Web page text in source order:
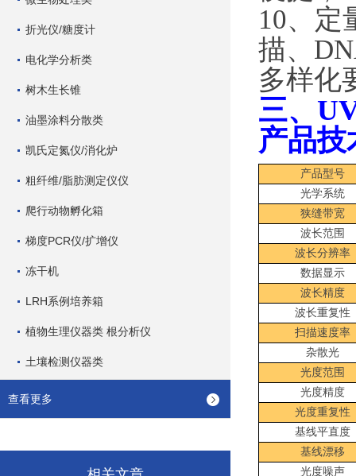
折光仪/糖度计
电化学分析类
树木生长锥
油墨涂料分散类
凯氏定氮仪/消化炉
粗纤维/脂肪测定仪仪
爬行动物孵化箱
梯度PCR仪/扩增仪
冻干机
LRH系例培养箱
植物生理仪器类 根分析仪
土壤检测仪器类
查看更多
10、定
描、
多样化
三、
产品技
产品型号
光学系统
狭缝带宽
波长范围
波长分辨率
数据显示
波长精度
波长重复性
扫描速度率
杂散光
光度范围
光度精度
光度重复性
基线平直度
基线漂移
光度噪声